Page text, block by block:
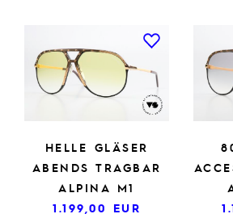
HELLE GLÄSER
ABENDS TRAGBAR
ALPINA M1
1.199,00 EUR